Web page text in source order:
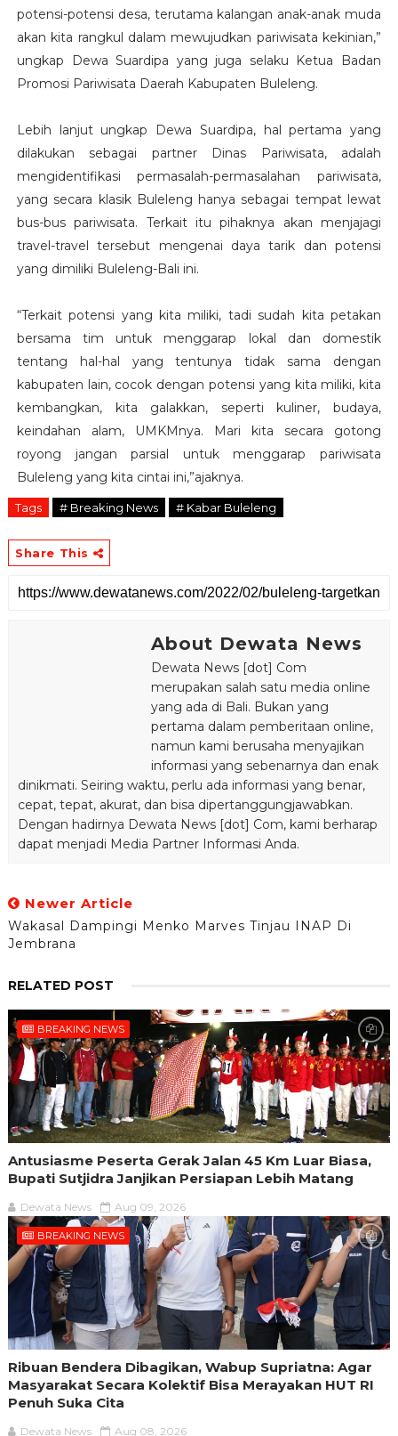
potensi-potensi desa, terutama kalangan anak-anak muda
akan kita rangkul dalam mewujudkan pariwisata kekinian,”
ungkap Dewa Suardipa yang juga selaku Ketua Badan
Promosi Pariwisata Daerah Kabupaten Buleleng.
Lebih lanjut ungkap Dewa Suardipa, hal pertama yang
dilakukan sebagai partner Dinas Pariwisata, adalah
mengidentifikasi permasalah-permasalahan pariwisata,
yang secara klasik Buleleng hanya sebagai tempat lewat
bus-bus pariwisata. Terkait itu pihaknya akan menjajagi
travel-travel tersebut mengenai daya tarik dan potensi
yang dimiliki Buleleng-Bali ini.
“Terkait potensi yang kita miliki, tadi sudah kita petakan
bersama tim untuk menggarap lokal dan domestik
tentang hal-hal yang tentunya tidak sama dengan
kabupaten lain, cocok dengan potensi yang kita miliki, kita
kembangkan, kita galakkan, seperti kuliner, budaya,
keindahan alam, UMKMnya. Mari kita secara gotong
royong jangan parsial untuk menggarap pariwisata
Buleleng yang kita cintai ini,”ajaknya.
Tags # Breaking News # Kabar Buleleng
Share This
About Dewata News
Dewata News [dot] Com
merupakan salah satu media online
yang ada di Bali. Bukan yang
pertama dalam pemberitaan online,
namun kami berusaha menyajikan
informasi yang sebenarnya dan enak
dinikmati. Seiring waktu, perlu ada informasi yang benar,
cepat, tepat, akurat, dan bisa dipertanggungjawabkan.
Dengan hadirnya Dewata News [dot] Com, kami berharap
dapat menjadi Media Partner Informasi Anda.
Newer Article
Wakasal Dampingi Menko Marves Tinjau INAP Di
Jembrana
RELATED POST
BREAKING NEWS
Antusiasme Peserta Gerak Jalan 45 Km Luar Biasa,
Bupati Sutjidra Janjikan Persiapan Lebih Matang
Dewata News Aug 09, 2026
BREAKING NEWS
Ribuan Bendera Dibagikan, Wabup Supriatna: Agar
Masyarakat Secara Kolektif Bisa Merayakan HUT RI
Penuh Suka Cita
Dewata News Aug 08, 2026